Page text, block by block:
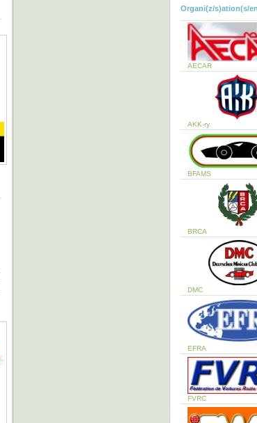
Organi(z/s)ation(s/
AECAR
AKK-ry
BFAMS
BRCA
DMC
EFRA
FVRC